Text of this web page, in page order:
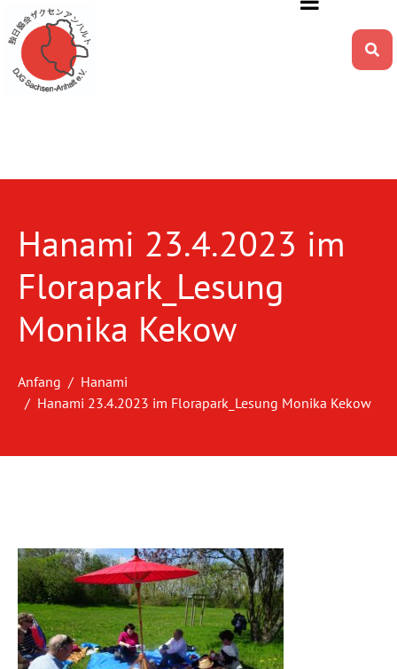
Hanami 23.4.2023 im
Florapark_Lesung
Monika Kekow
Anfang
Hanami
Hanami 23.4.2023 im Florapark_Lesung Monika Kekow